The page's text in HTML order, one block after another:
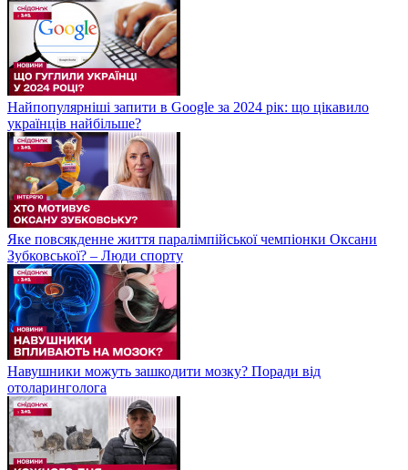
Найпопулярніші запити в Google за 2024 рік: що цікавило
українців найбільше?
Яке повсякденне життя паралімпійської чемпіонки Оксани
Зубковської? – Люди спорту
Навушники можуть зашкодити мозку? Поради від
отоларинголога